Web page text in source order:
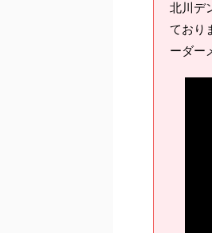
北川デ
ており
ーダー